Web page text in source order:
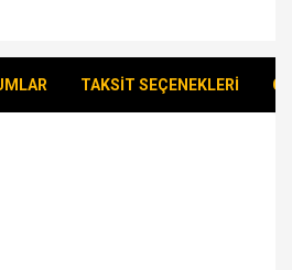
TAKSİT SEÇENEKLERİ